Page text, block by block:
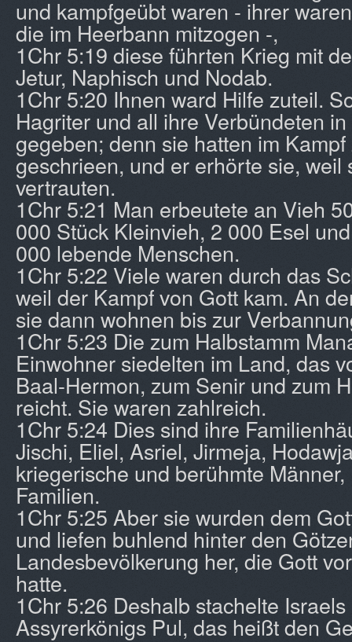
und kampfgeübt waren - ihrer
die im Heerbann mitzogen -,
1Chr 5:19 diese führten Krieg mit
Jetur, Naphisch und Nodab.
1Chr 5:20 Ihnen ward Hilfe zuteil.
Hagriter und all ihre Verbündeten
gegeben; denn sie hatten im
geschrieen, und er erhörte sie, weil
vertrauten.
1Chr 5:21 Man erbeutete an Vieh
000 Stück Kleinvieh, 2 000 Esel
000 lebende Menschen.
1Chr 5:22 Viele waren durch das
weil der Kampf von Gott kam. An
sie dann wohnen bis zur
1Chr 5:23 Die zum Halbstamm
Einwohner siedelten im Land, das
Baal-Hermon, zum Senir und zum
reicht. Sie waren zahlreich.
1Chr 5:24 Dies sind ihre
Jischi, Eliel, Asriel, Jirmeja,
kriegerische und berühmte
Familien.
1Chr 5:25 Aber sie wurden dem
und liefen buhlend hinter den
Landesbevölkerung her, die Gott
hatte.
1Chr 5:26 Deshalb stachelte
Assyrerkönigs Pul, das heißt den